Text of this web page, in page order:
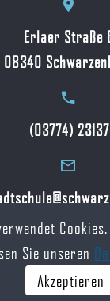
Erlaer Straße
08340
(03774) 23137
Sie unseren
Akzeptieren